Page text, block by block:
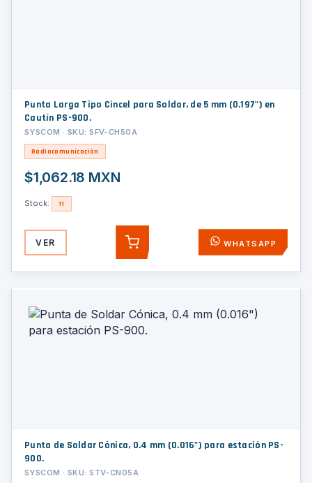
Punta Larga Tipo Cincel para Soldar, de 5 mm (0.197") en
Cautín PS-900.
SYSCOM · SKU: SFV-CH50A
Radiocomunicación
$1,062.18 MXN
Stock: 11
VER AGREGAR WHATSAPP
Punta de Soldar Cónica, 0.4 mm (0.016") para estación PS-
900.
SYSCOM · SKU: STV-CN05A